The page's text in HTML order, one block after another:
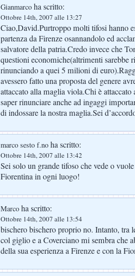
Gianmarco ha scritto:
Ottobre 14th, 2007 alle 13:27
Ciao,David.Purtroppo molti tifosi hanno
partenza da Firenze osannandolo ed
salvatore della patria.Credo invece che
questioni economiche(altrimenti sarebbe
rinunciando a quei 5 milioni di
avessero fatto una proposta del genere
attaccato alla maglia viola.Chi è attaccato
saper rinunciare anche ad ingaggi
di indossare la nostra maglia.Sei
marco sesto f.no ha scritto:
Ottobre 14th, 2007 alle 13:42
Sei solo un grande tifoso che vede o
Fiorentina in ogni luogo!
Marco ha scritto:
Ottobre 14th, 2007 alle 13:54
bischero bischero proprio no. Intanto, tra
col giglio e a Coverciano mi sembra che
della sua esperienza a Firenze e con la